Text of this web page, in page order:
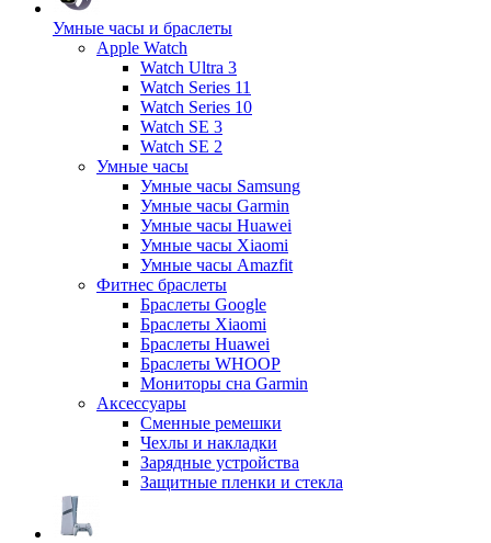
Умные часы и браслеты
Apple Watch
Watch Ultra 3
Watch Series 11
Watch Series 10
Watch SE 3
Watch SE 2
Умные часы
Умные часы Samsung
Умные часы Garmin
Умные часы Huawei
Умные часы Xiaomi
Умные часы Amazfit
Фитнес браслеты
Браслеты Google
Браслеты Xiaomi
Браслеты Huawei
Браслеты WHOOP
Мониторы сна Garmin
Аксессуары
Сменные ремешки
Чехлы и накладки
Зарядные устройства
Защитные пленки и стекла